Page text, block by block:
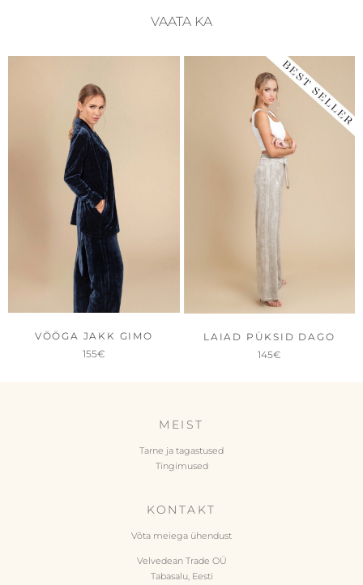
VAATA KA
VÖÖGA JAKK GIMO
155€
LAIAD PÜKSID DAGO
145€
MEIST
Tarne ja tagastused
Tingimused
KONTAKT
Võta meiega ühendust
Velvedean Trade OÜ
Tabasalu, Eesti